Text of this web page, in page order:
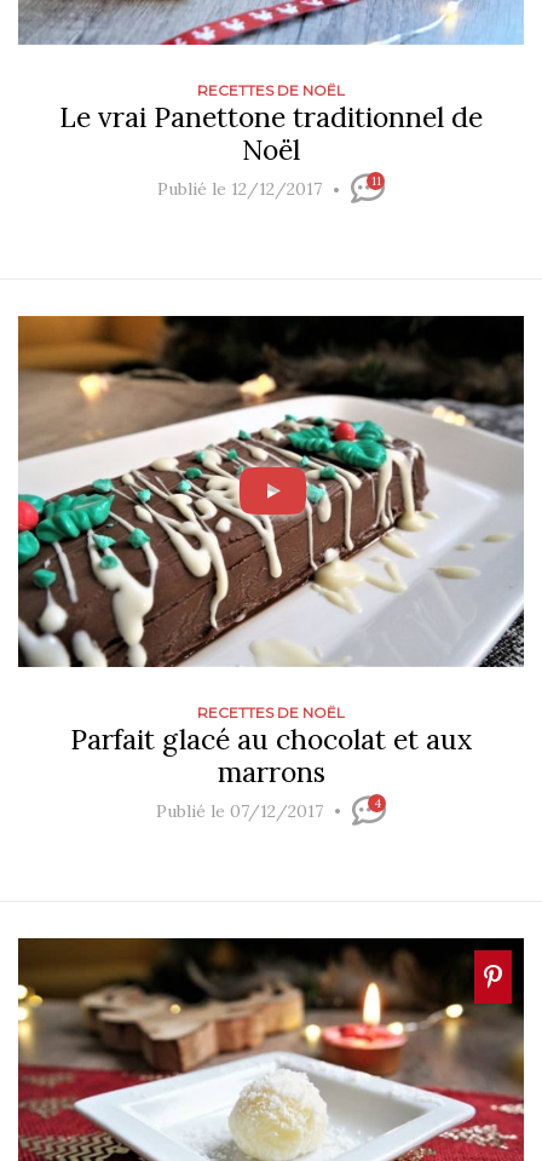
RECETTES DE NOËL
Le vrai Panettone traditionnel de
Noël
Publié le 12/12/2017 11
RECETTES DE NOËL
Parfait glacé au chocolat et aux
marrons
Publié le 07/12/2017 4